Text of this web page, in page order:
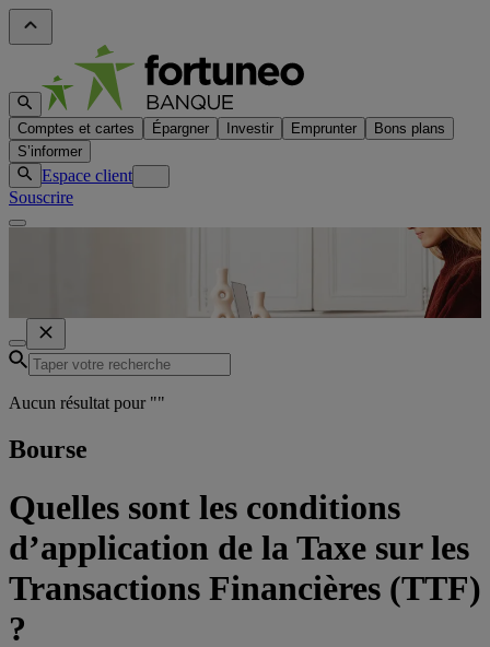
Comptes et cartes Épargner Investir Emprunter
Bons plans
S’informer
Espace client
Souscrire
Aucun résultat pour ""
Bourse
Quelles sont les conditions
d’application de la Taxe sur les
Transactions Financières (TTF)
?